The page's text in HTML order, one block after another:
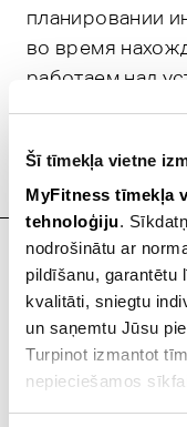
Šī tīmekļa vietne
MyFitness tīmekļa
tehnoloģiju.
nodrošinātu ar
pildīšanu, garantētu
kvalitāti, sniegtu
un saņemtu Jūsu
Turpinot izmantot
nepieciešamos
планировании
во время
работаем над
Благодарим за
На ту же тему